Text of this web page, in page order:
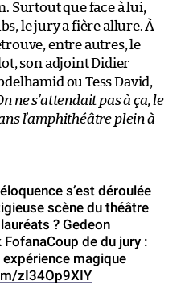
Surtout que face à lui,
le jury a fière allure. À
entre autres, le
son adjoint Didier
ou Tess David,
ne s’attendait pas à ça, le
l’amphithéâtre plein à
s’est déroulée
scène du théâtre
? Gedeon
de du jury :
magique
zI34Op9XIY